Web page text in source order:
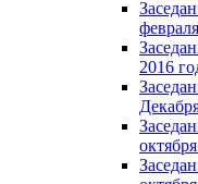
2016